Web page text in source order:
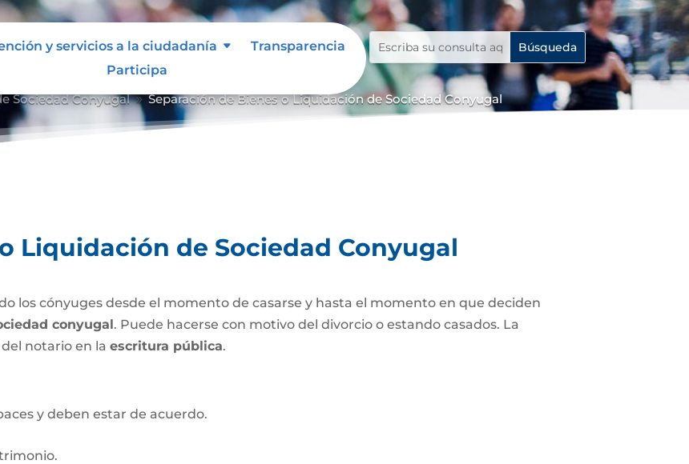
y servicios a la ciudadanía
Transparencia
Participa
Sociedad Conyugal 9 Separación de Bienes o Liquidación de Sociedad Conyugal
Liquidación de Sociedad Conyugal
los cónyuges desde el momento de casarse y hasta el momento en que deciden
conyugal. Puede hacerse con motivo del divorcio o estando casados. La
notario en laescritura pública.
y deben estar de acuerdo.